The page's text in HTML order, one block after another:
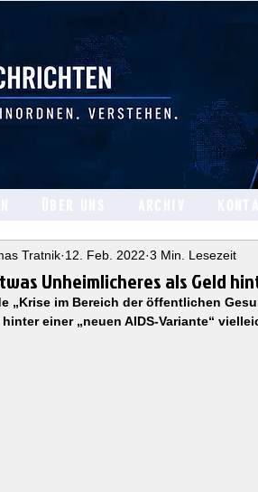
Unheimlicheres als Geld
Tratnik 12. Feb. 2022 3 Min. Lesezeit
„Krise im Bereich der öffentlichen
einer „neuen AIDS-Variante“